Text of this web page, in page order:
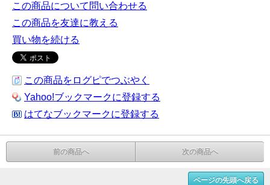
この商品について問い合わせる
この商品を友達に教える
買い物を続ける
この商品をログピでつぶやく
Yahoo!ブックマークに登録する
はてなブックマークに登録する
前の商品へ 次の商品へ
ページの先頭へ戻る